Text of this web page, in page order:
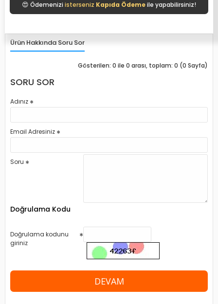
😍 Ödemenizi isterseniz Kapıda Ödemeile yapabilirsiniz!
Ürün Hakkında Soru Sor
Gösterilen: 0 ile 0 arası, toplam: 0 (0 Sayfa)
SORU SOR
Adınız
Email Adresiniz
Soru
Doğrulama Kodu
Doğrulama kodunu
giriniz
DEVAM